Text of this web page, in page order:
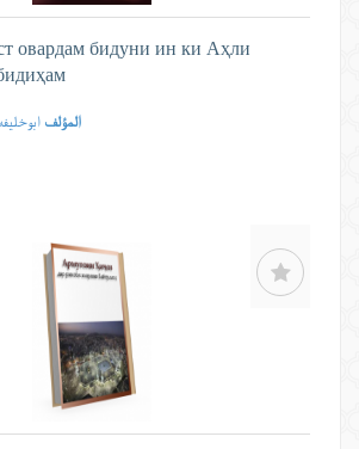
овардам бидуни ин ки Аҳли
المؤلف